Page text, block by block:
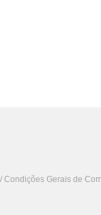
Condições Gerais de